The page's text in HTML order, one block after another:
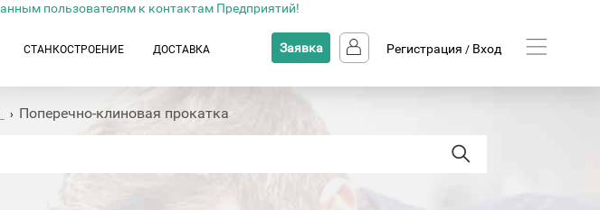
пользователям к контактам Предприятий!
СТАНКОСТРОЕНИЕ ДОСТАВКА Заявка Регистрация / Вход
› Поперечно-клиновая прокатка